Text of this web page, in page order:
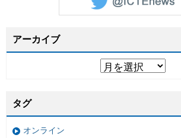
アーカイブ
タグ
オンライン